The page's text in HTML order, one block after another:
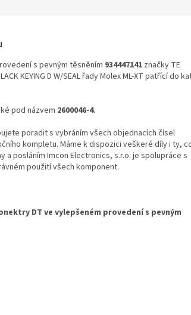
s pevným těsněním 934447141 značky TE
KEYING D W/SEAL řady Molex ML-XT patřící do
pod názvem 2600046-4.
poradit s vybráním všech objednacích čísel
kompletu. Máme k dispozici veškeré díly i ty,
a posláním Imcon Electronics, s.r.o. je spolupráce s
použití všech komponent.
DT ve vylepšeném provedení s pevným